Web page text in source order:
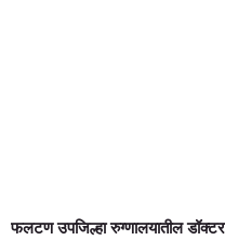
फलटण उपजिल्हा रुग्णालयातील